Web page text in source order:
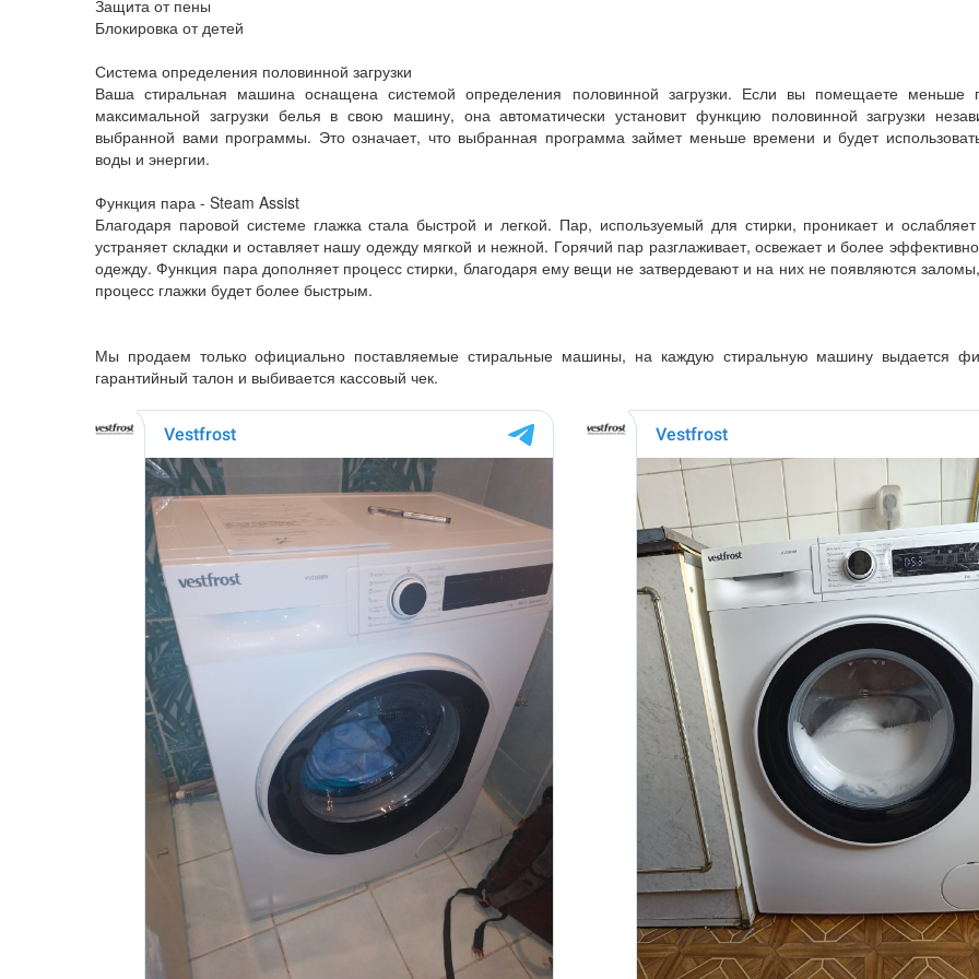
Защита от пены
Блокировка от детей
Система определения половинной загрузки
Ваша стиральная машина оснащена системой определения половинной загрузки. Если вы помещаете меньше
максимальной загрузки белья в свою машину, она автоматически установит функцию половинной загрузки
выбранной вами программы. Это означает, что выбранная программа займет меньше времени и будет
воды и энергии.
Функция пара - Steam Assist
Благодаря паровой системе глажка стала быстрой и легкой. Пар, используемый для стирки, проникает и
устраняет складки и оставляет нашу одежду мягкой и нежной. Горячий пар разглаживает, освежает и более
одежду. Функция пара дополняет процесс стирки, благодаря ему вещи не затвердевают и на них не появляются
процесс глажки будет более быстрым.
Мы продаем только официально поставляемые стиральные машины, на каждую стиральную машину выдается
гарантийный талон и выбивается кассовый чек.